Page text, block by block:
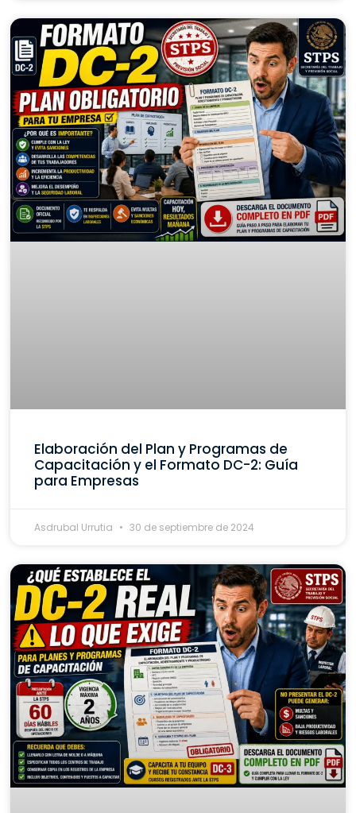
Elaboración del Plan y Programas de
Capacitación y el Formato DC-2: Guía
para Empresas
Asdrubal Urrutia 30 de septiembre de 2024